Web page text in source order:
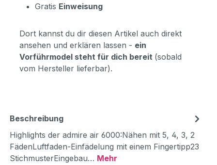
Gratis Einweisung
Dort kannst du dir diesen Artikel auch direkt
ansehen und erklären lassen - ein
Vorführmodel steht für dich bereit (sobald
vom Hersteller lieferbar).
Beschreibung
Highlights der admire air 6000:Nähen mit 5, 4, 3, 2
FädenLuftfaden-Einfädelung mit einem Fingertipp23
StichmusterEingebau… Mehr